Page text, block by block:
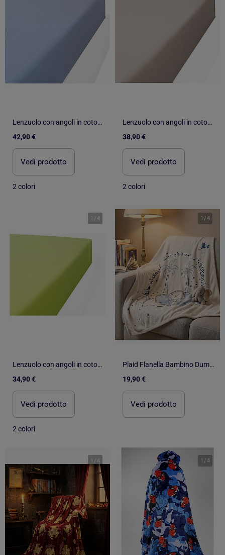
Lenzuolo con angoli in cotone 57 fili, flanella TOUDOUX
42,90 €
Vedi prodotto
2 colori
Lenzuolo con angoli in cotone 57 fili, flanella TOUDOUX
38,90 €
Vedi prodotto
2 colori
1 /4
Lenzuolo con angoli in cotone 57 fili, flanella TOUDOUX
34,90 €
Vedi prodotto
2 colori
1 /4
Plaid Flanella Bambino Dumbo Disney 110x150 cm
19,90 €
Vedi prodotto
1 /4 1 /4